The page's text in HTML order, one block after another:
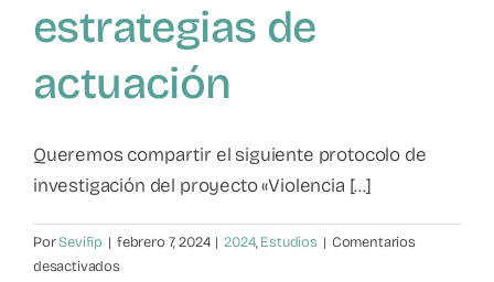
estrategias de
actuación
Queremos compartir el siguiente protocolo de
investigación del proyecto «Violencia [...]
PorSevifip | febrero 7, 2024 | 2024,Estudios | Comentarios
desactivadosen